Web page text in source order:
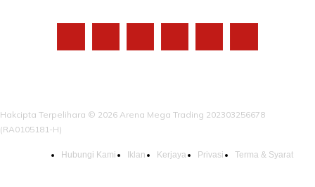
Hakcipta Terpelihara © 2026 Arena Mega Trading 202303256678
(RA0105181-H)
Hubungi Kami Iklan Kerjaya Privasi Terma & Syarat